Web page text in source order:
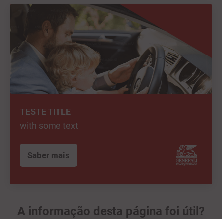
TESTE TITLE
with some text
Saber mais
A informação desta página foi útil?